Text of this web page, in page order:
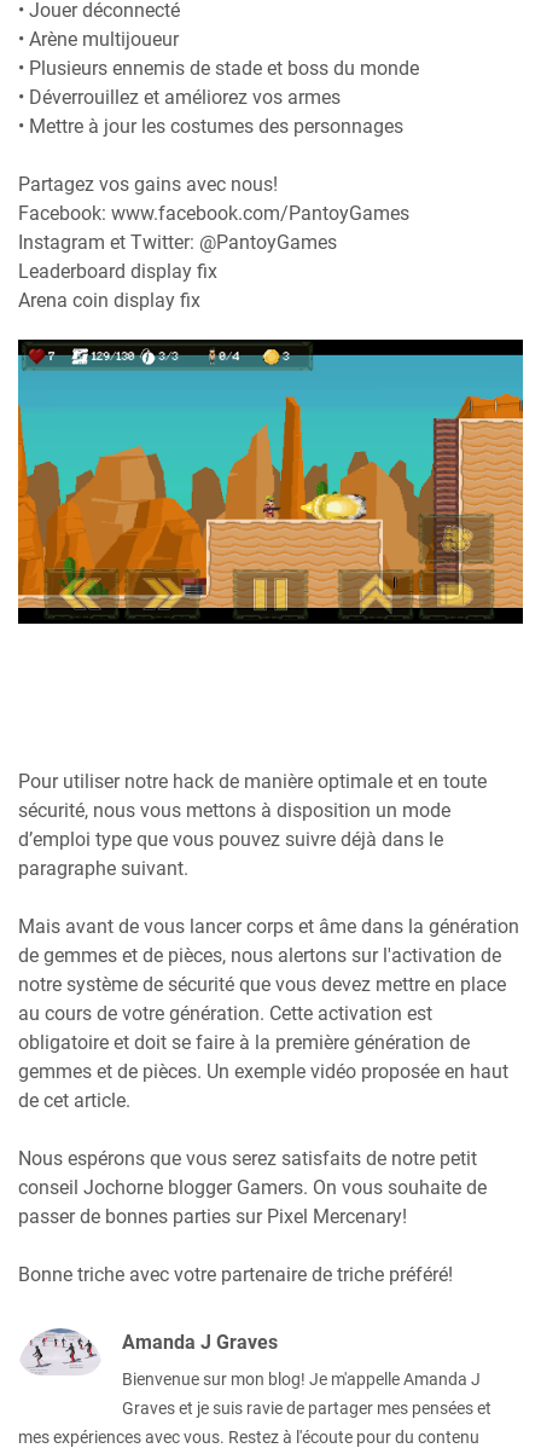
• Jouer déconnecté
• Arène multijoueur
• Plusieurs ennemis de stade et boss du monde
• Déverrouillez et améliorez vos armes
• Mettre à jour les costumes des personnages
Partagez vos gains avec nous!
Facebook: www.facebook.com/PantoyGames
Instagram et Twitter: @PantoyGames
Leaderboard display fix
Arena coin display fix
Pour utiliser notre hack de manière optimale et en toute
sécurité, nous vous mettons à disposition un mode
d’emploi type que vous pouvez suivre déjà dans le
paragraphe suivant.
Mais avant de vous lancer corps et âme dans la génération
de gemmes et de pièces, nous alertons sur l'activation de
notre système de sécurité que vous devez mettre en place
au cours de votre génération. Cette activation est
obligatoire et doit se faire à la première génération de
gemmes et de pièces. Un exemple vidéo proposée en haut
de cet article.
Nous espérons que vous serez satisfaits de notre petit
conseil Jochorne blogger Gamers. On vous souhaite de
passer de bonnes parties sur Pixel Mercenary!
Bonne triche avec votre partenaire de triche préféré!
Amanda J Graves
Bienvenue sur mon blog! Je m'appelle Amanda J
Graves et je suis ravie de partager mes pensées et
mes expériences avec vous. Restez à l'écoute pour du contenu